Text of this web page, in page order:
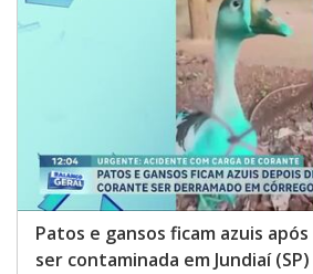
Patos e gansos ficam azuis
ser contaminada em Jundiaí (SP)